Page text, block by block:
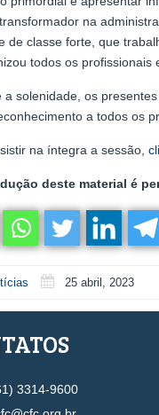
na
de classe forte, que
todos os profissionais
a solenidade, os
a todos os
na íntegra a sessão,
deste material é
25 abril, 2023
3314-9600